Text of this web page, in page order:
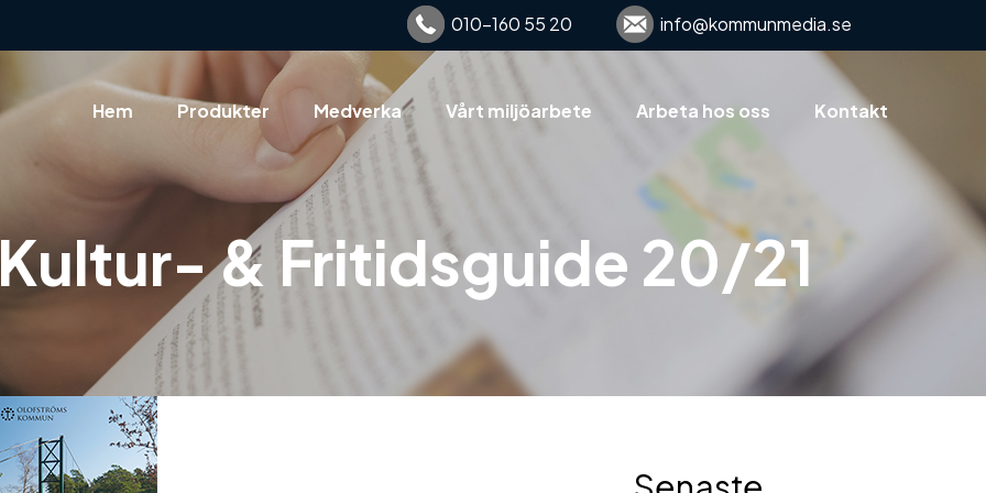
info@kommunmedia.se
010-160 55 20
Hem Produkter Medverka Vårt miljöarbete Arbeta hos oss Kontakt
& Fritidsguide 20/21